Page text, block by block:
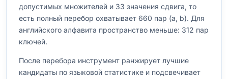
допустимых множителей и 33 значения сдвига, то
есть полный перебор охватывает 660 пар (a, b). Для
английского алфавита пространство меньше: 312 пар
ключей.
После перебора инструмент ранжирует лучшие
кандидаты по языковой статистике и подсвечивает